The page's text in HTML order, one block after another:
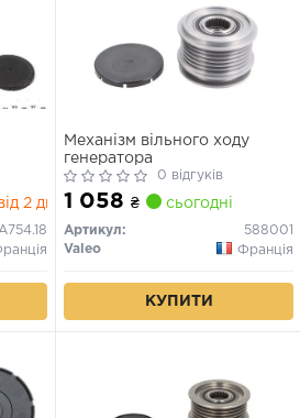
2 дн.
Механізм вільного ходу
генератора
0 відгуків
1 058 ₴ сьогодні
Артикул:
588001
Valeo
Франція
КУПИТИ